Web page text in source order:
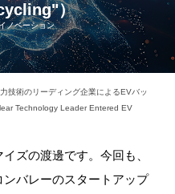
）
ノベーション
技術のリーディング企業によるEVバッ
Technology Leader Entered EV
ズの渡邊です。今回も、
バレーのスタートアップ